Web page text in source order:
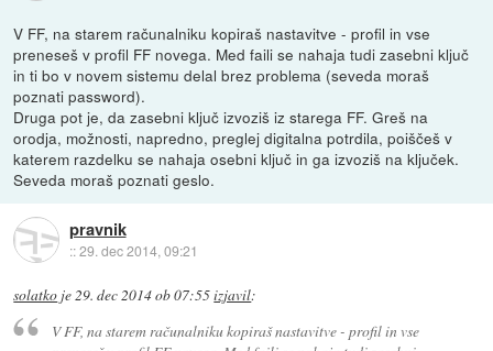
V FF, na starem računalniku kopiraš nastavitve - profil in vse
preneseš v profil FF novega. Med faili se nahaja tudi zasebni ključ
in ti bo v novem sistemu delal brez problema (seveda moraš
poznati password).
Druga pot je, da zasebni ključ izvoziš iz starega FF. Greš na
orodja, možnosti, napredno, preglej digitalna potrdila, poiščeš v
katerem razdelku se nahaja osebni ključ in ga izvoziš na ključek.
Seveda moraš poznati geslo.
pravnik
::29. dec 2014, 09:21
solatko je29. dec 2014 ob 07:55izjavil:
V FF, na starem računalniku kopiraš nastavitve - profil in vse